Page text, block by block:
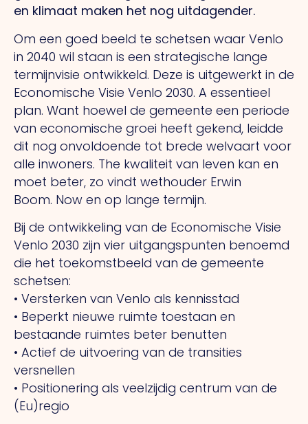
en klimaat maken het nog uitdagender.
Om een goed beeld te schetsen waar Venlo
in 2040 wil staan is een strategische lange
termijnvisie ontwikkeld. Deze is uitgewerkt in de
Economische Visie Venlo 2030. A essentieel
plan. Want hoewel de gemeente een periode
van economische groei heeft gekend, leidde
dit nog onvoldoende tot brede welvaart voor
alle inwoners. The kwaliteit van leven kan en
moet beter, zo vindt wethouder Erwin
Boom. Now en op lange termijn.
Bij de ontwikkeling van de Economische Visie
Venlo 2030 zijn vier uitgangspunten benoemd
die het toekomstbeeld van de gemeente
schetsen:
• Versterken van Venlo als kennisstad
• Beperkt nieuwe ruimte toestaan en
bestaande ruimtes beter benutten
• Actief de uitvoering van de transities
versnellen
• Positionering als veelzijdig centrum van de
(Eu)regio